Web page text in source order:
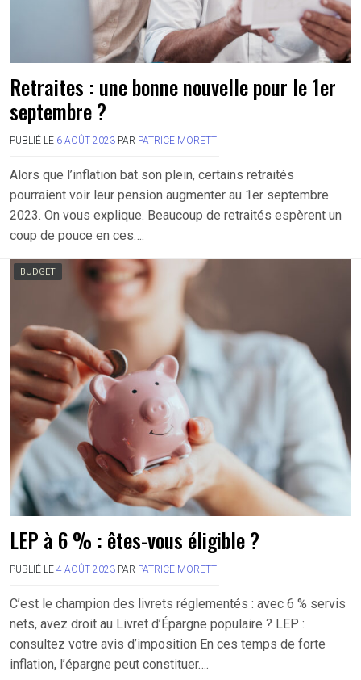
Retraites : une bonne nouvelle pour le 1er
septembre ?
PUBLIÉ LE 6 AOÛT 2023 PAR PATRICE MORETTI
Alors que l’inflation bat son plein, certains retraités
pourraient voir leur pension augmenter au 1er septembre
2023. On vous explique. Beaucoup de retraités espèrent un
coup de pouce en ces….
BUDGET
LEP à 6 % : êtes-vous éligible ?
PUBLIÉ LE 4 AOÛT 2023 PAR PATRICE MORETTI
C’est le champion des livrets réglementés : avec 6 % servis
nets, avez droit au Livret d’Épargne populaire ? LEP :
consultez votre avis d’imposition En ces temps de forte
inflation, l’épargne peut constituer….